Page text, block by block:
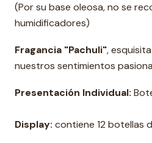
(Por su base oleosa, no se
humidificadores)
Fragancia "Pachuli",
nuestros sentimientos
Presentación Individual:
Display: contiene 12 botellas